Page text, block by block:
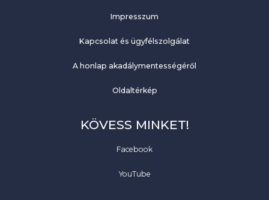
Impresszum
Kapcsolat és ügyfélszolgálat
A honlap akadálymentességéről
Oldaltérkép
KÖVESS MINKET!
Facebook
YouTube